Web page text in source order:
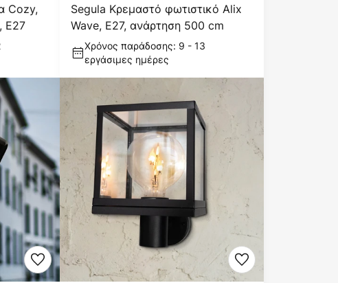
Cozy,
E27
Segula Κρεμαστό φωτιστικό Alix
Wave, E27, ανάρτηση 500 cm
Χρόνος παράδοσης: 9 - 13
εργάσιμες ημέρες